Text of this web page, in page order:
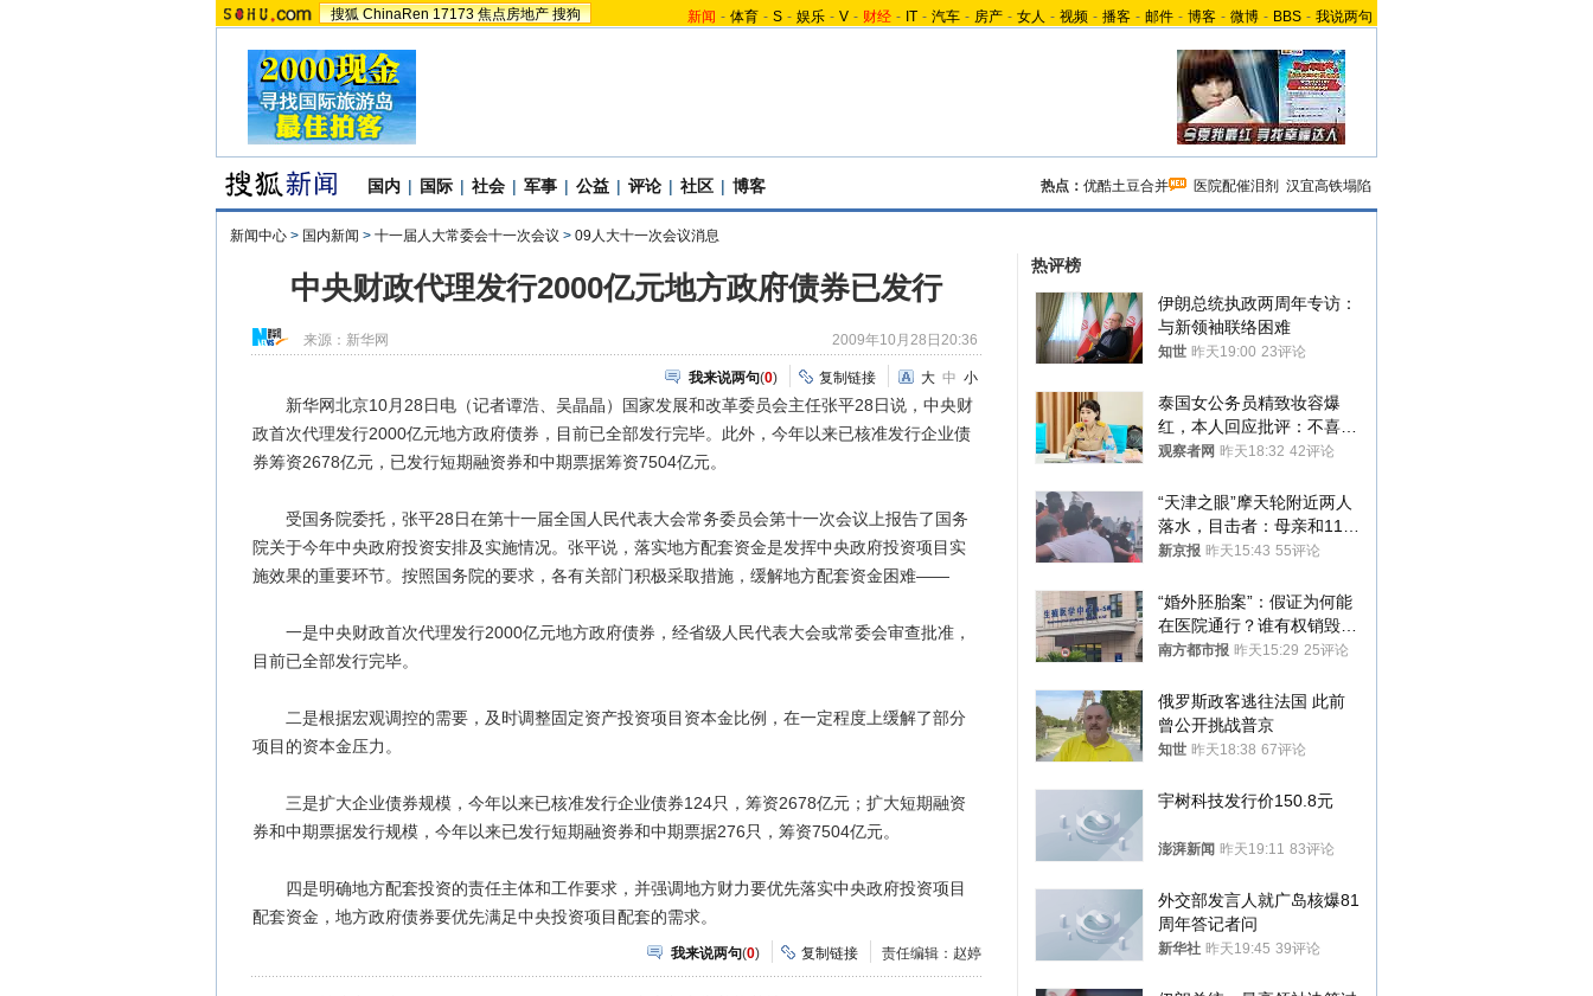
搜狐 ChinaRen 17173 焦点房地产 搜狗 新闻 - 体育 - S - 娱乐 - V - 财经 - IT - 汽车 - 房产 - 女人 - 视频 - 播客 - 邮件 - 博客 - 微博 - BBS - 我说两句
国内 | 国际 | 社会 | 军事 | 公益 | 评论 | 社区 | 博客 热点： 优酷土豆合并 医院配催泪剂 汉宜高铁塌陷
新闻中心 > 国内新闻 > 十一届人大常委会十一次会议 > 09人大十一次会议消息
中央财政代理发行2000亿元地方政府债券已发行
来源： 新华网 2009年10月28日20:36
我来说两句(0) 复制链接 大 中 小
新华网北京10月28日电（记者谭浩、吴晶晶）国家发展和改革委员会主任张平28日说，中央财
政首次代理发行2000亿元地方政府债券，目前已全部发行完毕。此外，今年以来已核准发行企业债
券筹资2678亿元，已发行短期融资券和中期票据筹资7504亿元。
受国务院委托，张平28日在第十一届全国人民代表大会常务委员会第十一次会议上报告了国务
院关于今年中央政府投资安排及实施情况。张平说，落实地方配套资金是发挥中央政府投资项目实
施效果的重要环节。按照国务院的要求，各有关部门积极采取措施，缓解地方配套资金困难——
一是中央财政首次代理发行2000亿元地方政府债券，经省级人民代表大会或常委会审查批准，
目前已全部发行完毕。
二是根据宏观调控的需要，及时调整固定资产投资项目资本金比例，在一定程度上缓解了部分
项目的资本金压力。
三是扩大企业债券规模，今年以来已核准发行企业债券124只，筹资2678亿元；扩大短期融资
券和中期票据发行规模，今年以来已发行短期融资券和中期票据276只，筹资7504亿元。
四是明确地方配套投资的责任主体和工作要求，并强调地方财力要优先落实中央政府投资项目
配套资金，地方政府债券要优先满足中央投资项目配套的需求。
我来说两句(0) 复制链接 责任编辑：赵婷
热评榜
伊朗总统执政两周年专访：
与新领袖联络困难
知世 昨天19:00 23评论
泰国女公务员精致妆容爆
红，本人回应批评：不喜欢
就别看
观察者网 昨天18:32 42评论
“天津之眼”摩天轮附近两人
落水，目击者：母亲和11岁
儿子先后被打捞上岸
新京报 昨天15:43 55评论
“婚外胚胎案”：假证为何能
在医院通行？谁有权销毁胚
胎？
南方都市报 昨天15:29 25评论
俄罗斯政客逃往法国 此前
曾公开挑战普京
知世 昨天18:38 67评论
宇树科技发行价150.8元
澎湃新闻 昨天19:11 83评论
外交部发言人就广岛核爆81
周年答记者问
新华社 昨天19:45 39评论